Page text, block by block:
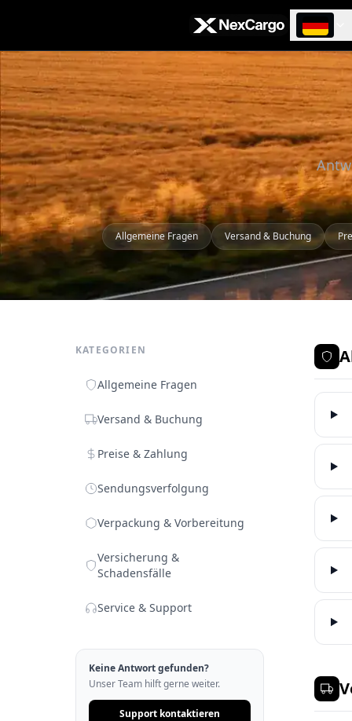
Allgemeine Fragen Versand & Buchung
KATEGORIEN
Allgemeine Fragen
Versand & Buchung
Preise & Zahlung
Sendungsverfolgung
Verpackung & Vorbereitung
Versicherung &
Schadensfälle
Service & Support
Keine Antwort gefunden?
Unser Team hilft gerne weiter.
Support kontaktieren